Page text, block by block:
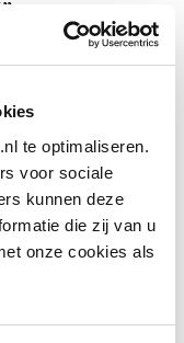
te optimaliseren.
voor sociale
kunnen deze
die zij van u
onze cookies als